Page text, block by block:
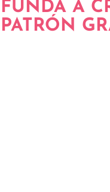
FUNDA A
PATRÓN